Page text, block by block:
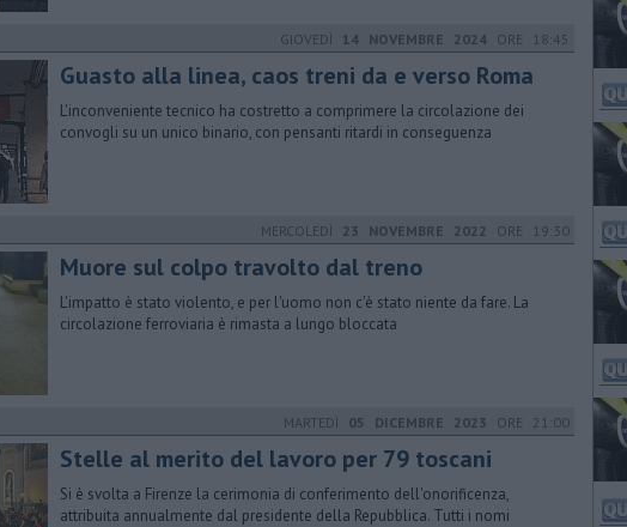
GIOVEDÌ 14 NOVEMBRE 2024 ORE 18:45
Guasto alla linea, caos treni da e verso Roma
L'inconveniente tecnico ha costretto a comprimere la circolazione dei
convogli su un unico binario, con pensanti ritardi in conseguenza
MERCOLEDÌ 23 NOVEMBRE 2022 ORE 19:30
Muore sul colpo travolto dal treno
L'impatto è stato violento, e per l'uomo non c'è stato niente da fare. La
circolazione ferroviaria è rimasta a lungo bloccata
MARTEDÌ 05 DICEMBRE 2023 ORE 21:00
Stelle al merito del lavoro per 79 toscani
Si è svolta a Firenze la cerimonia di conferimento dell'onorificenza,
attribuita annualmente dal presidente della Repubblica. Tutti i nomi